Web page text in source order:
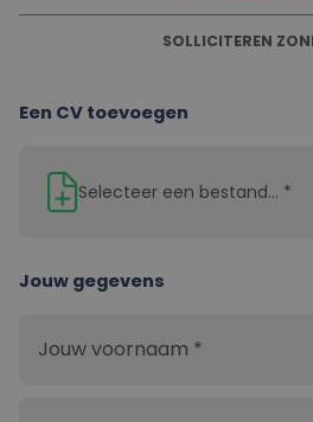
SOLLICITEREN
Een CV toevoegen
Selecteer een bestand... *
Jouw gegevens